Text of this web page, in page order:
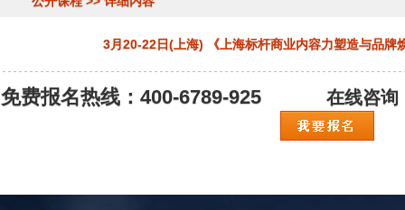
3月20-22日(上海) 《上海标杆商业内容力塑造与品牌
免费报名热线：400-6789-925 在线咨询